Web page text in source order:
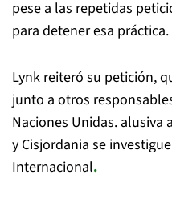
pese a las repetidas
para detener esa práctica.
Lynk reiteró su petición,
junto a otros
Naciones Unidas. alusiva
y Cisjordania se
Internacional.